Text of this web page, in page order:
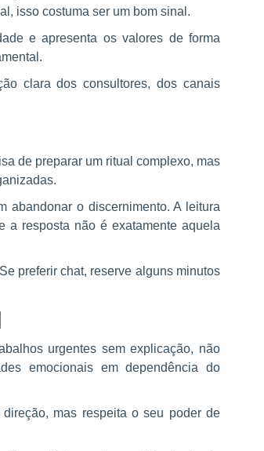
isso costuma ser um bom sinal.
e apresenta os valores de forma
clara dos consultores, dos canais
de preparar um ritual complexo, mas
abandonar o discernimento. A leitura
a resposta não é exatamente aquela
preferir chat, reserve alguns minutos
urgentes sem explicação, não
emocionais em dependência do
mas respeita o seu poder de